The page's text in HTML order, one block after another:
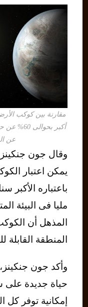
أكبر
عن
وقال جون
يمكن اعتبار
باعتباره الأكبر
مليا فى البيئة
المنطقة
وأكد جون
حياة جديدة
إمكانية توفر